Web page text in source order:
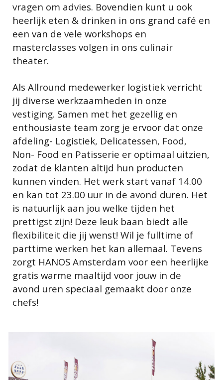
vragen om advies. Bovendien kunt u ook
heerlijk eten & drinken in ons grand café en
een van de vele workshops en
masterclasses volgen in ons culinair
theater.
Als Allround medewerker logistiek verricht
jij diverse werkzaamheden in onze
vestiging. Samen met het gezellig en
enthousiaste team zorg je ervoor dat onze
afdeling- Logistiek, Delicatessen, Food,
Non- Food en Patisserie er optimaal uitzien,
zodat de klanten altijd hun producten
kunnen vinden. Het werk start vanaf 14.00
en kan tot 23.00 uur in de avond duren. Het
is natuurlijk aan jou welke tijden het
prettigst zijn! Deze leuk baan biedt alle
flexibiliteit die jij wenst! Wil je fulltime of
parttime werken het kan allemaal. Tevens
zorgt HANOS Amsterdam voor een heerlijke
gratis warme maaltijd voor jouw in de
avond uren speciaal gemaakt door onze
chefs!